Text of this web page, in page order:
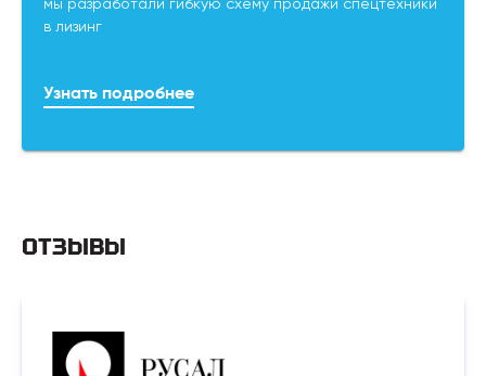
мы разработали гибкую схему продажи спецтехники
в лизинг
Узнать подробнее
ОТЗЫВЫ